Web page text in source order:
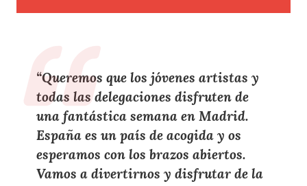
“Queremos que los jóvenes artistas y
todas las delegaciones disfruten de
una fantástica semana en Madrid.
España es un país de acogida y os
esperamos con los brazos abiertos.
Vamos a divertirnos y disfrutar de la